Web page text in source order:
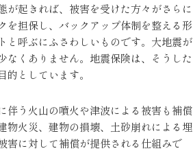
が起きれば、被害を受けた方々がさらに
を担保し、バックアップ体制を整える形
と呼ぶにふさわしいものです。大地震が
くありません。地震保険は、そうした
としています。
伴う火山の噴火や津波による被害も補償
物火災、建物の損壊、土砂崩れによる埋
害に対して補償が提供される仕組みで